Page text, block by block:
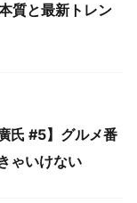
質と最新トレン
氏 #5】グルメ番
ゃいけない